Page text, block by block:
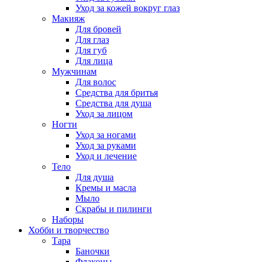
Уход за кожей вокруг глаз
Макияж
Для бровей
Для глаз
Для губ
Для лица
Мужчинам
Для волос
Средства для бритья
Средства для душа
Уход за лицом
Ногти
Уход за ногами
Уход за руками
Уход и лечение
Тело
Для душа
Кремы и масла
Мыло
Скрабы и пилинги
Наборы
Хобби и творчество
Тара
Баночки